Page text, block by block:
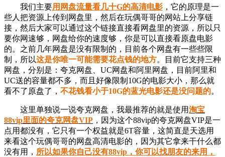
我们主要用网盘流量看几十G的高清电影 ，它的原理是一
些人把资源上传到网盘里，然后在玩偶哥哥的网站上分享链
接，然后大家可以通过这个链接直接看网盘里的资源，所以只
要你网速够，网盘给你的速度够，你是可以直接看原盘电影
的。之前几年网盘是没有限制的，目前各个网盘有一些些限
制，所以这是你唯一可能需要花点钱的地方。目前它支持三种
网盘，分别是：夸克网盘、UC网盘和阿里网盘，目前阿里和
UC送的容量都不多，而且好像限制10G的电影大小，那么就
看不了原盘了， 不花钱看小于10G的蓝光电影还是没问题的。
这里单独说一说夸克网盘，我最推荐的就是使用淘宝
88vip里面的夸克网盘VIP ，因为这个88vip的夸克网盘VIP是一
点用都没有，它只有一个权益就是6T容量，这简直是天选用
来看这个玩偶哥哥的网盘高清电影的，因为其它拿来干什么都
没有用， 所以如果你自己没有88vip，你可以找朋友的来用，